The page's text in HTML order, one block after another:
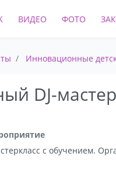
ВИДЕО ФОТО
Инновационные
DJ-
с обучением.